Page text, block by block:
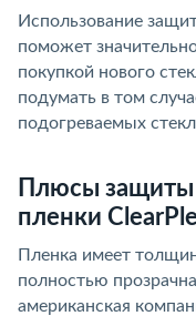
Использование
поможет
покупкой нового
подумать в том
подогреваемых
Плюсы защиты
пленки
Пленка имеет
полностью
американская